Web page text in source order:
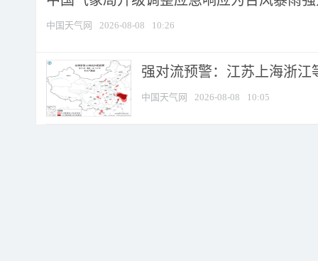
中国天气网 2026-08-08 10:26
强对流预警：江苏上海浙江
中国天气网 2026-08-08 10:05